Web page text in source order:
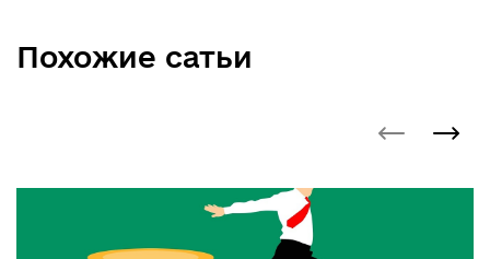
Похожие сатьи